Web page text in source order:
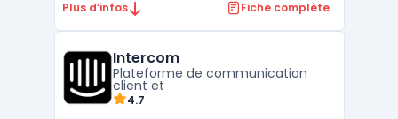
knowledge management, and employee
documents, access relevant information,
communicate with each other, and comple
...
Plus d’infos Fiche complète
Intercom
Plateforme de communication
client et
4.7